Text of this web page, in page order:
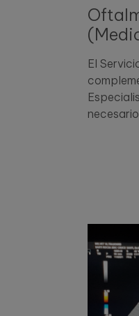
El